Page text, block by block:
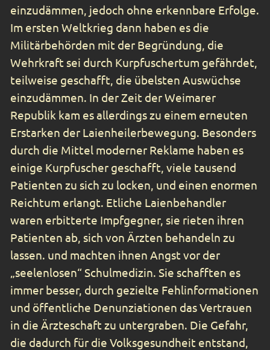
einzudämmen, jedoch ohne erkennbare Erfolge.
Im ersten Weltkrieg dann haben es die
Militärbehörden mit der Begründung, die
Wehrkraft sei durch Kurpfuschertum gefährdet,
teilweise geschafft, die übelsten Auswüchse
einzudämmen. In der Zeit der Weimarer
Republik kam es allerdings zu einem erneuten
Erstarken der Laienheilerbewegung. Besonders
durch die Mittel moderner Reklame haben es
einige Kurpfuscher geschafft, viele tausend
Patienten zu sich zu locken, und einen enormen
Reichtum erlangt. Etliche Laienbehandler
waren erbitterte Impfgegner, sie rieten ihren
Patienten ab, sich von Ärzten behandeln zu
lassen. und machten ihnen Angst vor der
„seelenlosen“ Schulmedizin. Sie schafften es
immer besser, durch gezielte Fehlinformationen
und öffentliche Denunziationen das Vertrauen
in die Ärzteschaft zu untergraben. Die Gefahr,
die dadurch für die Volksgesundheit entstand,